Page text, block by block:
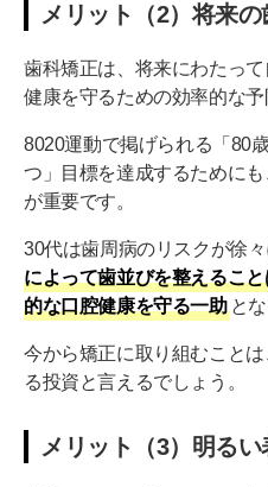
メリット（2）将来
歯科矯正は、将来にわたっ
健康を守るための効率的な予
8020運動で掲げられる「80
つ」目標を達成するために
が重要です。
30代は歯周病のリスクが徐々
によって歯並びを整えるこ
的な口腔健康を守る一助 と
今から矯正に取り組むこと
る投資と言えるでしょう。
メリット（3）明る